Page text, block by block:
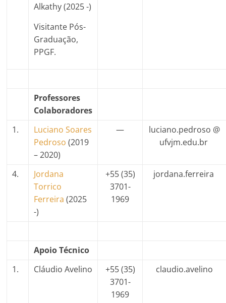
Alkathy (2025 -)
Visitante Pós-
Graduação,
PPGF.
Professores
Colaboradores
1.
Luciano Soares
Pedroso (2019
– 2020)
—
luciano.pedroso @
ufvjm.edu.br
4.
Jordana
Torrico
Ferreira (2025
-)
+55(35)
3701-
1969
jordana.ferreira
Apoio Técnico
1.
Cláudio Avelino
+55 (35)
3701-
1969
claudio.avelino